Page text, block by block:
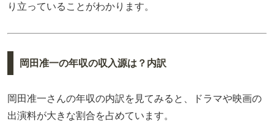
り立っていることがわかります。
岡田准一の年収の収入源は？内訳
岡田准一さんの年収の内訳を見てみると、ドラマや映画の
出演料が大きな割合を占めています。